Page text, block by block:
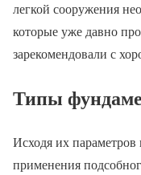
легкой сооружения
которые уже давно
зарекомендовали с
Типы
Исходя их
применения